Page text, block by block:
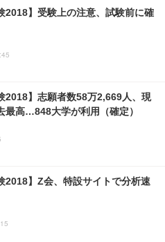
2018】受験上の注意、試験前に確
2018】志願者数58万2,669人、現
最高…848大学が利用（確定）
2018】Z会、特設サイトで分析速